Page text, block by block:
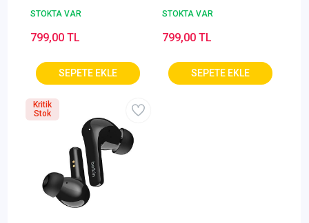
Kulaklık - Mavi
STOKTA VAR
799,00 TL
Kulaklık - Beyaz
STOKTA VAR
799,00 TL
Kritik
Stok